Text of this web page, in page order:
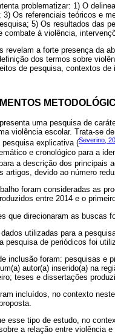
problematizar: 1) O
3) Os referenciais teóricos e
5) Os resultados das
combate à violência,
revelam a forte presença da
dos termos sobre
de pesquisa, contextos
uma pesquisa de
violência escolar. Trata-se
pesquisa explicativa (Severino,
e cronológico para a
a descrição dos principais
artigos, devido ao número
foram consideradas as
entre 2014 e o
que direcionaram as buscas
utilizadas para a
pesquisa de periódicos foi
inclusão foram: pesquisas e
autor(a) inserido(a) na
teses e dissertações
incluídos, no contexto
esse tipo de estudo, no
a relação entre violência e